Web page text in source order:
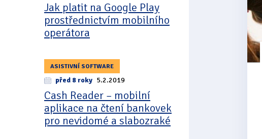
Jak platit na Google Play
prostřednictvím mobilního
operátora
ASISTIVNÍ SOFTWARE
před 8 roky 5.2.2019
Cash Reader – mobilní
aplikace na čtení bankovek
pro nevidomé a slabozraké